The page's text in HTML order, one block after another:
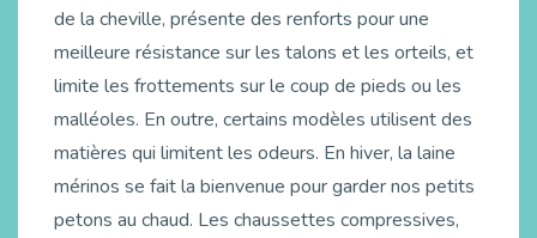
de la cheville, présente des renforts pour une
meilleure résistance sur les talons et les orteils, et
limite les frottements sur le coup de pieds ou les
malléoles. En outre, certains modèles utilisent des
matières qui limitent les odeurs. En hiver, la laine
mérinos se fait la bienvenue pour garder nos petits
petons au chaud. Les chaussettes compressives,